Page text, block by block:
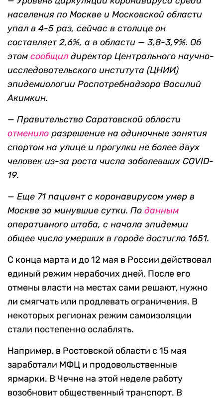
населения по Москве и Московской области
упал в 4-5 раз, сейчас в столице он
составляет 2,6%, а в области — 3,8-3,9%. Об
этом сообщил директор Центрального научно-
исследовательского института (ЦНИИ)
эпидемиологии Роспотребнадзора Василий
Акимкин.
— Правительство Саратовской области
отменило разрешение на одиночные занятия
спортом на улице и прогулки не более двух
человек из-за роста числа заболевших COVID-
19.
— Еще 71 пациент с коронавирусом умер в
Москве за минувшие сутки. По данным
оперативного штаба, с начала эпидемии
общее число умерших в городе достигло 1651.
С конца марта и до 12 мая в России действовал
единый режим нерабочих дней. После его
отмены власти на местах сами решают, нужно
ли смягчать или продлевать ограничения. В
некоторых регионах режим самоизоляции
стали постепенно ослаблять.
Например, в Ростовской области с 15 мая
заработали МФЦ и продовольственные
ярмарки. В Чечне на этой неделе работу
возобновит общественный транспорт. В